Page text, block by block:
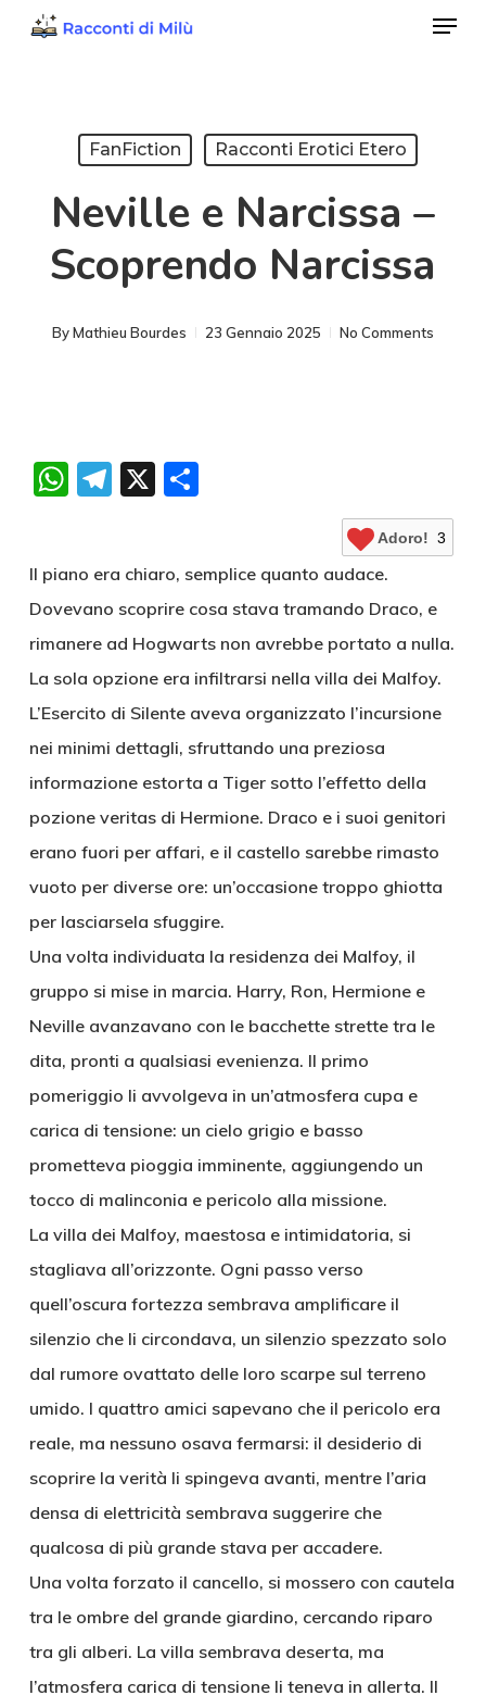
Menu
FanFiction Racconti Erotici Etero
Neville e Narcissa –
Scoprendo Narcissa
ByMathieu Bourdes 23 Gennaio 2025 No Comments
WhatsApp
Telegram
X Condividi
Adoro! 3
Il piano era chiaro, semplice quanto audace.
Dovevano scoprire cosa stava tramando Draco, e
rimanere ad Hogwarts non avrebbe portato a nulla.
La sola opzione era infiltrarsi nella villa dei Malfoy.
L’Esercito di Silente aveva organizzato l’incursione
nei minimi dettagli, sfruttando una preziosa
informazione estorta a Tiger sotto l’effetto della
pozione veritas di Hermione. Draco e i suoi genitori
erano fuori per affari, e il castello sarebbe rimasto
vuoto per diverse ore: un’occasione troppo ghiotta
per lasciarsela sfuggire.
Una volta individuata la residenza dei Malfoy, il
gruppo si mise in marcia. Harry, Ron, Hermione e
Neville avanzavano con le bacchette strette tra le
dita, pronti a qualsiasi evenienza. Il primo
pomeriggio li avvolgeva in un’atmosfera cupa e
carica di tensione: un cielo grigio e basso
prometteva pioggia imminente, aggiungendo un
tocco di malinconia e pericolo alla missione.
La villa dei Malfoy, maestosa e intimidatoria, si
stagliava all’orizzonte. Ogni passo verso
quell’oscura fortezza sembrava amplificare il
silenzio che li circondava, un silenzio spezzato solo
dal rumore ovattato delle loro scarpe sul terreno
umido. I quattro amici sapevano che il pericolo era
reale, ma nessuno osava fermarsi: il desiderio di
scoprire la verità li spingeva avanti, mentre l’aria
densa di elettricità sembrava suggerire che
qualcosa di più grande stava per accadere.
Una volta forzato il cancello, si mossero con cautela
tra le ombre del grande giardino, cercando riparo
tra gli alberi. La villa sembrava deserta, ma
l’atmosfera carica di tensione li teneva in allerta. Il